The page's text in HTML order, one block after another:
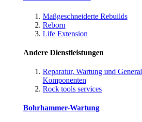
Maßgeschneiderte Rebuilds
Reborn
Life Extension
Andere Dienstleistungen
Reparatur, Wartung und
Komponenten
Rock tools services
Bohrhammer-Wartung